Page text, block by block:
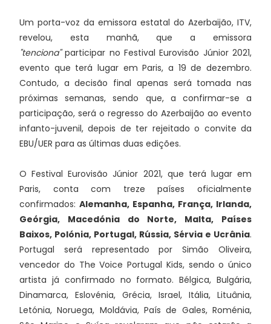
Um porta-voz da emissora estatal do Azerbaijão, ITV,
revelou, esta manhã, que a emissora
"tenciona"participar no Festival Eurovisão Júnior 2021,
evento que terá lugar em Paris, a 19 de dezembro.
Contudo, a decisão final apenas será tomada nas
próximas semanas, sendo que, a confirmar-se a
participação, será o regresso do Azerbaijão ao evento
infanto-juvenil, depois de ter rejeitado o convite da
EBU/UER para as últimas duas edições.
O Festival Eurovisão Júnior 2021, que terá lugar em
Paris, conta com treze países oficialmente
confirmados: Alemanha, Espanha, França, Irlanda,
Geórgia, Macedónia do Norte, Malta, Países
Baixos, Polónia, Portugal, Rússia, Sérvia e Ucrânia.
Portugal será representado por Simão Oliveira,
vencedor do The Voice Portugal Kids, sendo o único
artista já confirmado no formato. Bélgica, Bulgária,
Dinamarca, Eslovénia, Grécia, Israel, Itália, Lituânia,
Letónia, Noruega, Moldávia, País de Gales, Roménia,